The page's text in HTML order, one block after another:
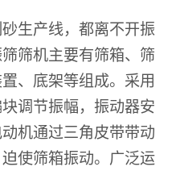
生产线，都离不开振
筛机主要有筛箱、筛
、底架等组成。采用
调节振幅，振动器安
机通过三角皮带带动
使筛箱振动。广泛运